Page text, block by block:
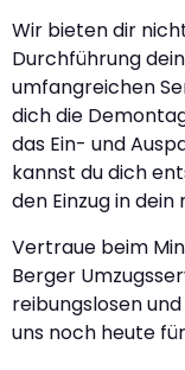
Wir bieten dir
Durchführung
umfangreichen
dich die
das Ein- und
kannst du dich
den Einzug in dein
Vertraue beim
Berger
reibungslosen
uns noch heute